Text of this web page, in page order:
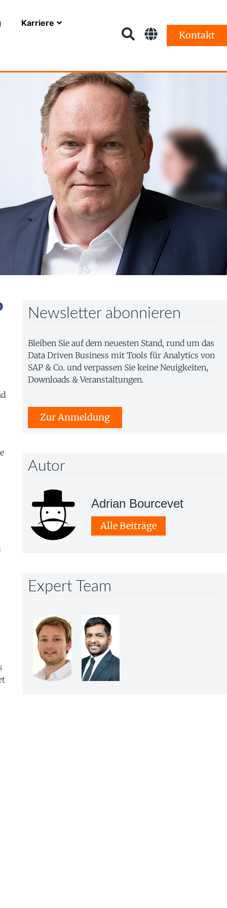
Karriere
Kontakt
Newsletter abonnieren
Bleiben Sie auf dem neuesten Stand, rund um das
Data Driven Business mit Tools für Analytics von
SAP & Co. und verpassen Sie keine Neuigkeiten,
Downloads & Veranstaltungen.
Zur Anmeldung
Autor
Adrian Bourcevet
Alle Beiträge
Expert Team